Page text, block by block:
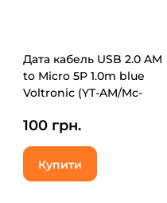
Дата кабель USB 2.0 AM
to Micro 5P 1.0m blue
Voltronic (YT-AM/Mc-
100 грн.
Купити